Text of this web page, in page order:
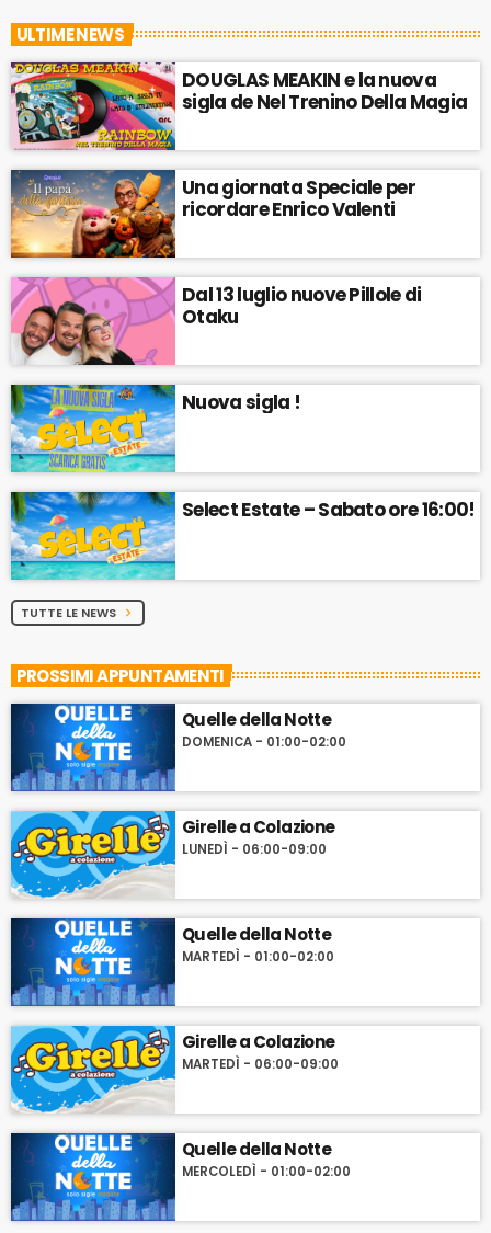
ULTIME NEWS
DOUGLAS MEAKIN e la nuova
sigla de Nel Trenino Della Magia
Una giornata Speciale per
ricordare Enrico Valenti
Dal 13 luglio nuove Pillole di
Otaku
Nuova sigla !
Select Estate – Sabato ore 16:00!
TUTTE LE NEWS chevron_right
PROSSIMI APPUNTAMENTI
Quelle della Notte
DOMENICA - 01:00-02:00
Girelle a Colazione
LUNEDÌ - 06:00-09:00
Quelle della Notte
MARTEDÌ - 01:00-02:00
Girelle a Colazione
MARTEDÌ - 06:00-09:00
Quelle della Notte
MERCOLEDÌ - 01:00-02:00